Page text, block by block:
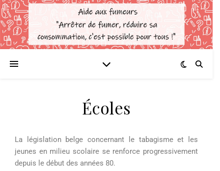
Écoles
La législation belge concernant le tabagisme et les
jeunes en milieu scolaire se renforce progressivement
depuis le début des années 80.